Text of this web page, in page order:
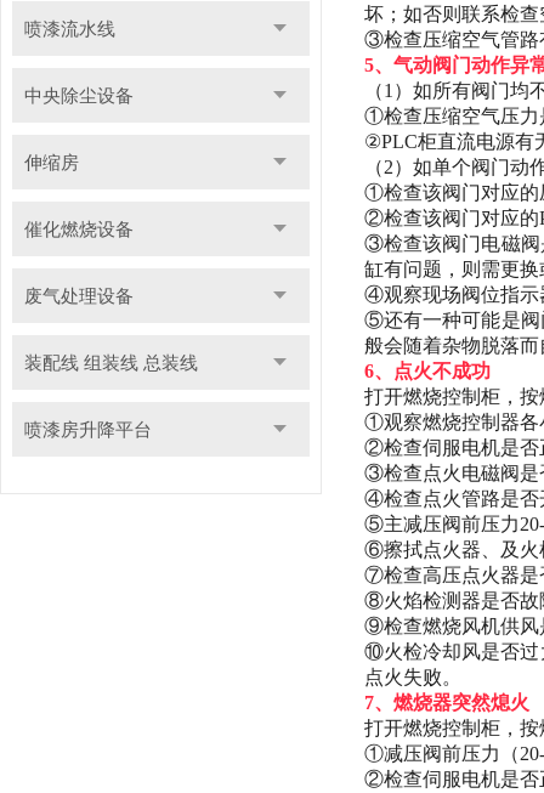
喷漆流水线
中央除尘设备
伸缩房
催化燃烧设备
废气处理设备
装配线 组装线 总装线
喷漆房升降平台
坏；如否则联系检
③检查压缩空气管路
5、气动阀门动作异
（1）如所有阀门均
①检查压缩空气压力
②PLC柜直流电源有
（2）如单个阀门动
①检查该阀门对应的
②检查该阀门对应的
③检查该阀门电磁阀
缸有问题，则需更
④观察现场阀位指示
⑤还有一种可能是阀
般会随着杂物脱落
6、点火不成功
打开燃烧控制柜，
①观察燃烧控制器各
②检查伺服电机是否
③检查点火电磁阀是
④检查点火管路是否
⑤主减压阀前压力
⑥擦拭点火器、及火
⑦检查高压点火器是
⑧火焰检测器是否故
⑨检查燃烧风机供风
⑩火检冷却风是否过
点火失败。
7、燃烧器突然熄火
打开燃烧控制柜，
①减压阀前压力（
②检查伺服电机是否